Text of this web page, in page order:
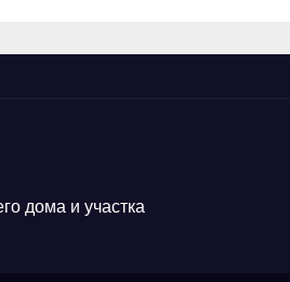
дома и участка